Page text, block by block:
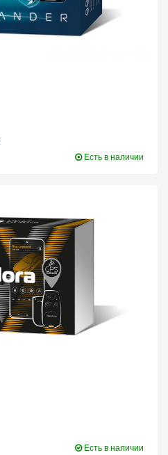
Есть в наличии
Есть в наличии